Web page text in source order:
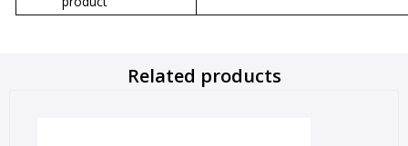
Related products